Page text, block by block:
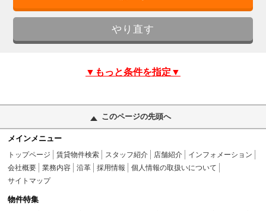
▼もっと条件を指定▼
このページの先頭へ
メインメニュー
トップページ 賃貸物件検索 スタッフ紹介 店舗紹介
インフォメーション
会社概要
業務内容 沿革 採用情報
個人情報の取扱いについて
サイトマップ
物件特集